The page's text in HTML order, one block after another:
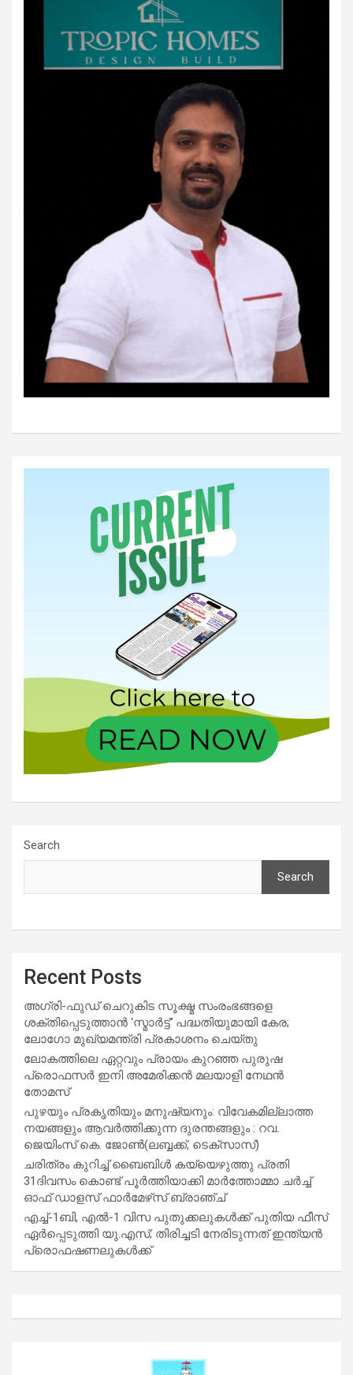
Search
Search
Recent Posts
അഗ്രി-ഫുഡ് ചെറുകിട സൂക്ഷ്മ സംരംഭങ്ങളെ
ശക്തിപ്പെടുത്താന്‍ ‘സ്മാര്‍ട്ട്’ പദ്ധതിയുമായി കേര;
ലോഗോ മുഖ്യമന്ത്രി പ്രകാശനം ചെയ്തു
ലോകത്തിലെ ഏറ്റവും പ്രായം കുറഞ്ഞ പുരുഷ
പ്രൊഫസർ ഇനി അമേരിക്കൻ മലയാളി നേഥൻ
തോമസ്
പുഴയും പ്രകൃതിയും മനുഷ്യനും: വിവേകമില്ലാത്ത
നയങ്ങളും ആവർത്തിക്കുന്ന ദുരന്തങ്ങളും : റവ.
ജെയിംസ് കെ. ജോൺ(ലബ്ബക്ക്, ടെക്സാസ്)
ചരിത്രം കുറിച്ച് ബൈബിൾ കയ്യെഴുത്തു പ്രതി
31ദിവസം കൊണ്ട് പൂർത്തിയാക്കി മാർത്തോമ്മാ ചർച്ച്
ഓഫ് ഡാളസ് ഫാർമേഴ്‌സ് ബ്രാഞ്ച്
എച്ച്-1ബി, എൽ-1 വിസ പുതുക്കലുകൾക്ക് പുതിയ ഫീസ്
ഏർപ്പെടുത്തി യു.എസ്; തിരിച്ചടി നേരിടുന്നത് ഇന്ത്യൻ
പ്രൊഫഷണലുകൾക്ക്